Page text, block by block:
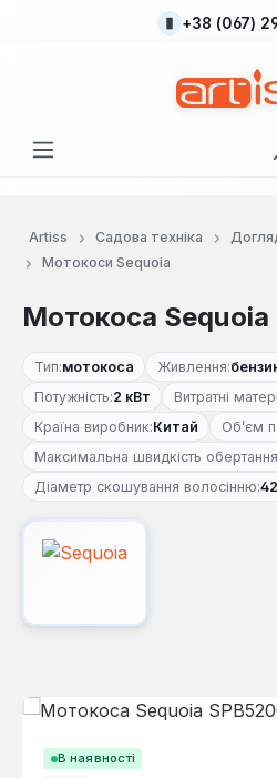
Перейти до основного вмісту
+38 (067)
Artiss Садова техніка
Мотокоси Sequoia
Мотокоса Sequoia
Тип:мотокоса Живлення:
Потужність:2 кВт Витратні
Країна виробник:Китай Об’єм
Максимальна швидкість
Діаметр скошування волосінню:
В наявності
Пропустити галерею